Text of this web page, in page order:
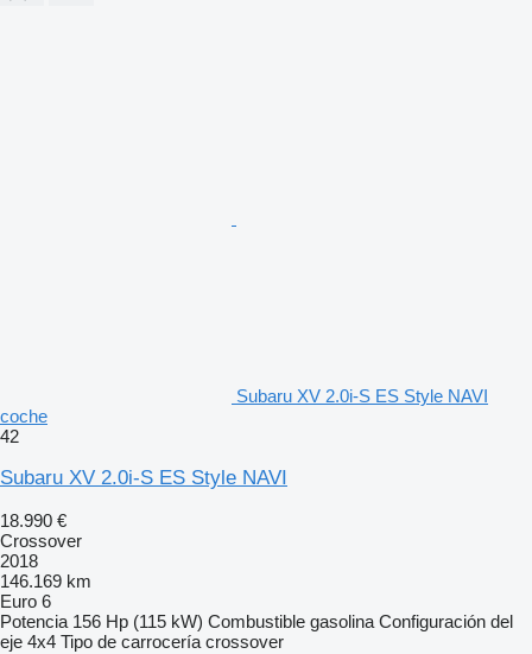
Subaru XV 2.0i-S ES Style NAVI
coche
42
Subaru XV 2.0i-S ES Style NAVI
18.990 €
Crossover
2018
146.169 km
Euro 6
Potencia 156 Hp (115 kW) Combustible gasolina Configuración del
eje 4x4 Tipo de carrocería crossover